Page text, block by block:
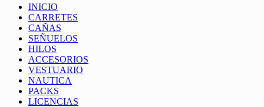
INICIO
CARRETES
CAÑAS
SEÑUELOS
HILOS
ACCESORIOS
VESTUARIO
NAUTICA
PACKS
LICENCIAS